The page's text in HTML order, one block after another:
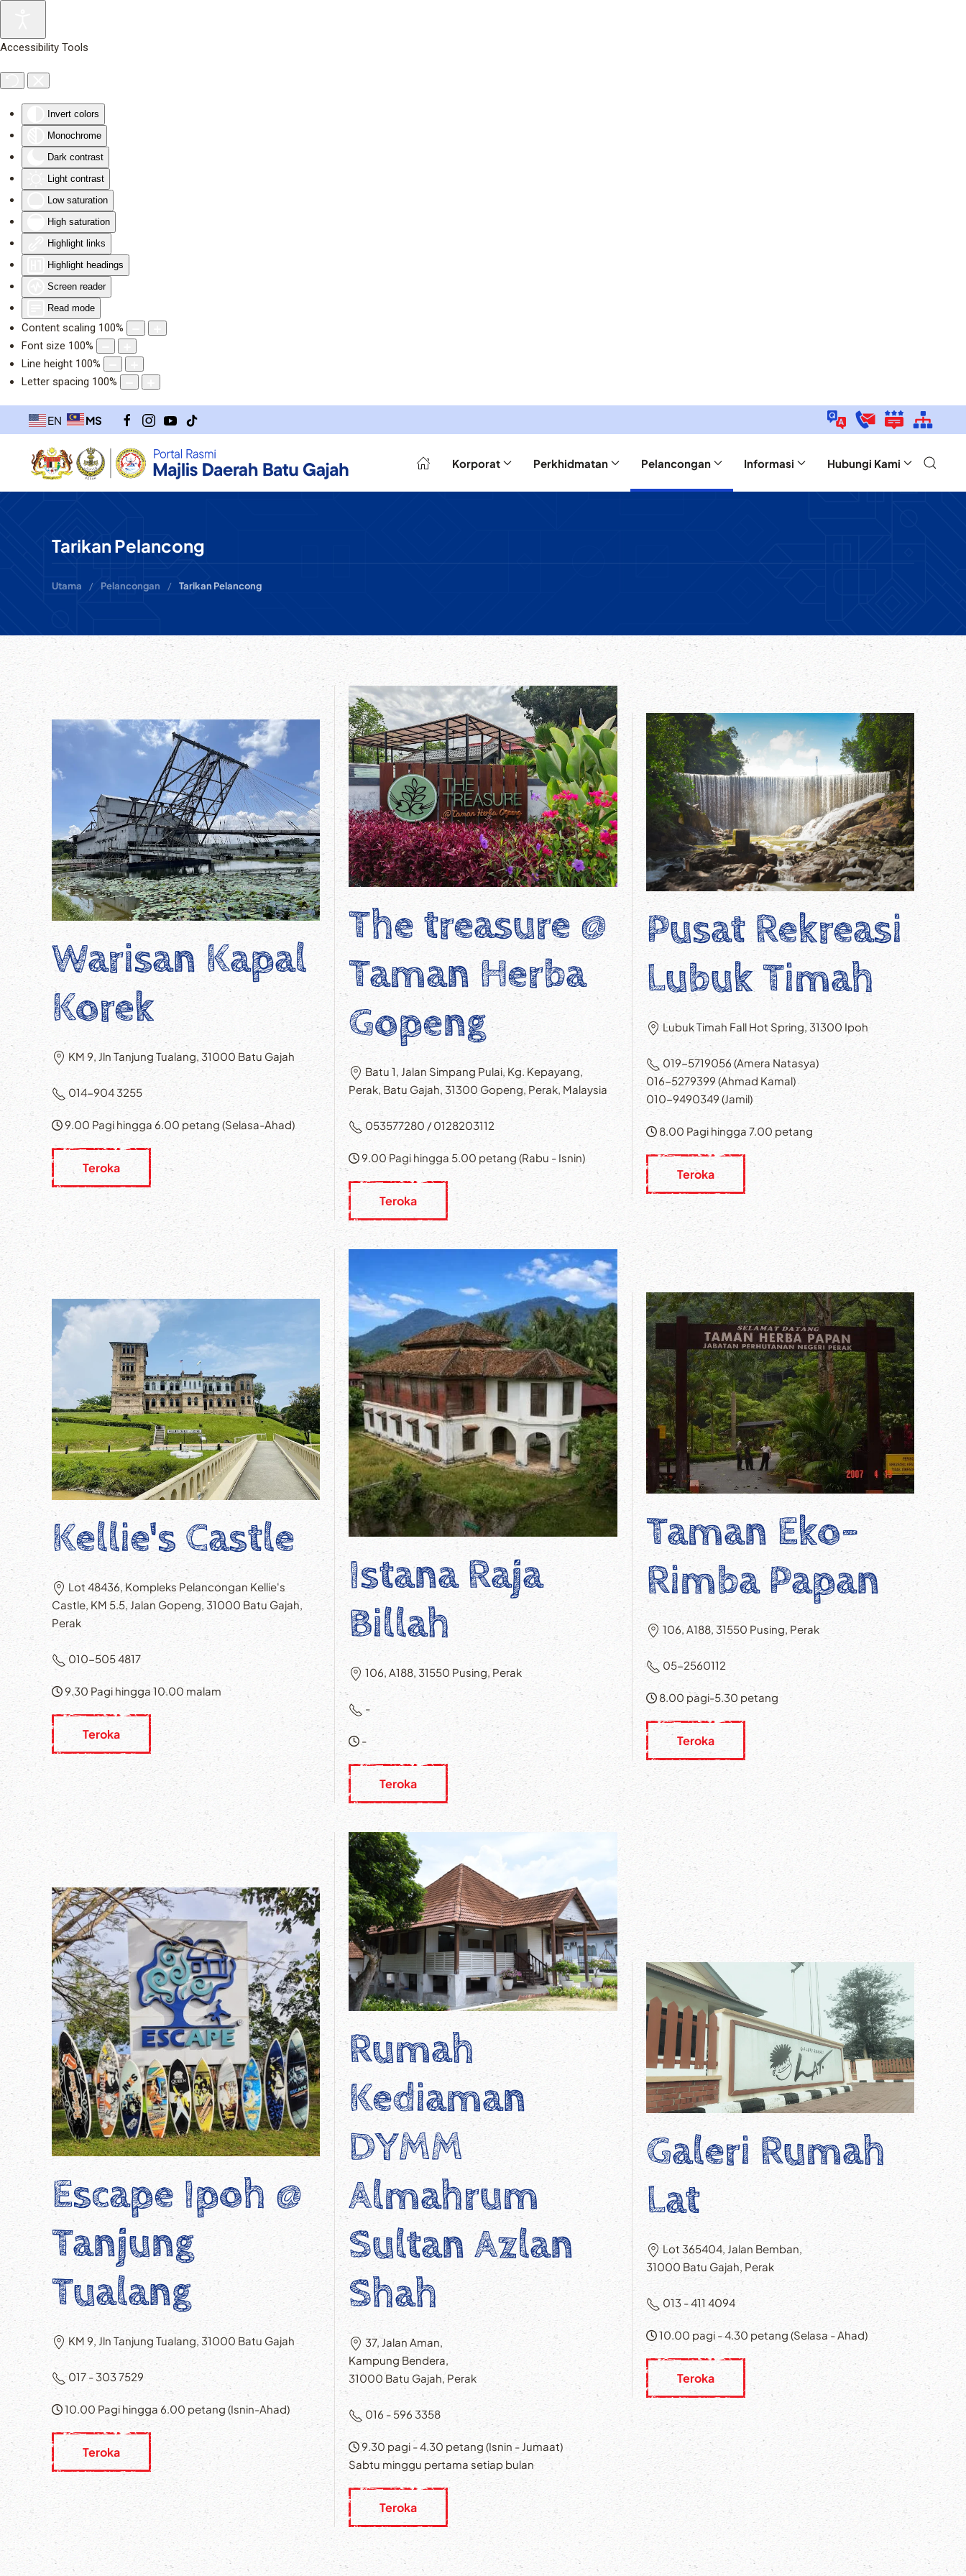
Accessibility Tools
Invert colors
Monochrome
Dark contrast
Light contrast
Low saturation
High saturation
Highlight links
Highlight headings
Screen reader
Read mode
Content scaling 100%
Font size 100%
Line height 100%
Letter spacing 100%
EN MS
Korporat Perkhidmatan Pelancongan Informasi Hubungi Kami
Tarikan Pelancong
Utama Pelancongan Tarikan Pelancong
Warisan Kapal
Korek
KM 9, Jln Tanjung Tualang, 31000 Batu Gajah
014-904 3255
9.00 Pagi hingga 6.00 petang (Selasa-Ahad)
Teroka
The treasure @
Taman Herba
Gopeng
Batu 1, Jalan Simpang Pulai, Kg. Kepayang,
Perak, Batu Gajah, 31300 Gopeng, Perak, Malaysia
053577280 / 0128203112
9.00 Pagi hingga 5.00 petang (Rabu - Isnin)
Teroka
Pusat Rekreasi
Lubuk Timah
Lubuk Timah Fall Hot Spring, 31300 Ipoh
019-5719056 (Amera Natasya)
016-5279399 (Ahmad Kamal)
010-9490349 (Jamil)
8.00 Pagi hingga 7.00 petang
Teroka
Kellie's Castle
Lot 48436, Kompleks Pelancongan Kellie's
Castle, KM 5.5, Jalan Gopeng, 31000 Batu Gajah,
Perak
010-505 4817
9.30 Pagi hingga 10.00 malam
Teroka
Istana Raja
Billah
106, A188, 31550 Pusing, Perak
-
-
Teroka
Taman Eko-
Rimba Papan
106, A188, 31550 Pusing, Perak
05-2560112
8.00 pagi-5.30 petang
Teroka
Escape Ipoh @
Tanjung
Tualang
KM 9, Jln Tanjung Tualang, 31000 Batu Gajah
017 - 303 7529
10.00 Pagi hingga 6.00 petang (Isnin-Ahad)
Teroka
Rumah
Kediaman
DYMM
Almahrum
Sultan Azlan
Shah
37, Jalan Aman,
Kampung Bendera,
31000 Batu Gajah, Perak
016 - 596 3358
9.30 pagi - 4.30 petang (Isnin - Jumaat)
Sabtu minggu pertama setiap bulan
Teroka
Galeri Rumah
Lat
Lot 365404, Jalan Bemban,
31000 Batu Gajah, Perak
013 - 411 4094
10.00 pagi - 4.30 petang (Selasa - Ahad)
Teroka